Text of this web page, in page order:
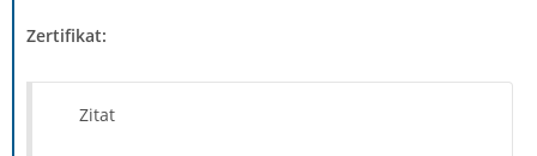
Zertifikat:
Zitat